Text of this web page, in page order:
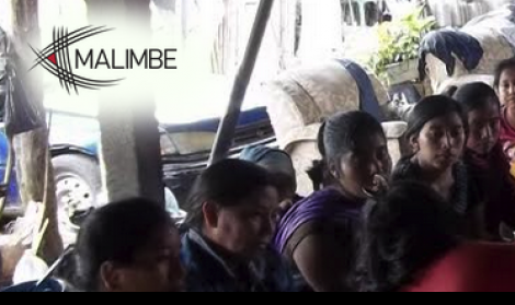
Saltar
al
contenido